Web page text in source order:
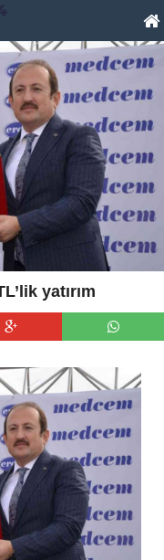
yatırım